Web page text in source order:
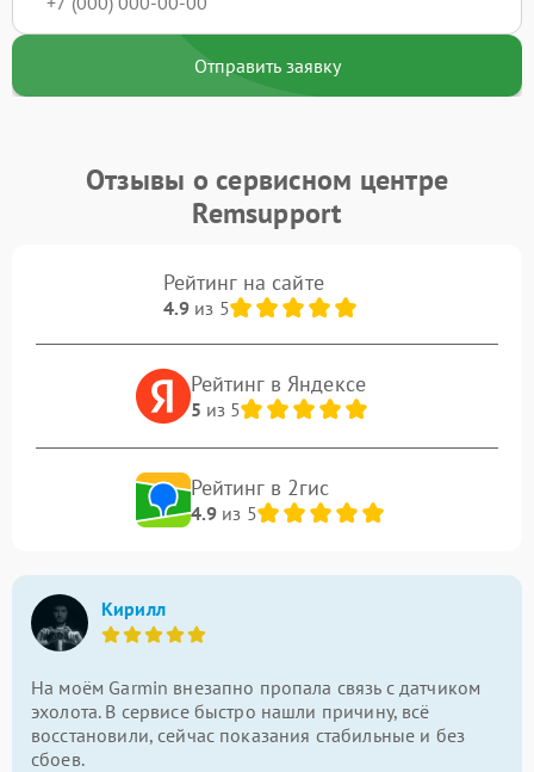
Отправить заявку
Отзывы о сервисном центре
Remsupport
Рейтинг на сайте
4.9из 5
Рейтинг в Яндексе
5 из 5
Рейтинг в 2гис
4.9из 5
Кирилл
На моём Garmin внезапно пропала связь с датчиком
эхолота. В сервисе быстро нашли причину, всё
восстановили, сейчас показания стабильные и без
сбоев.